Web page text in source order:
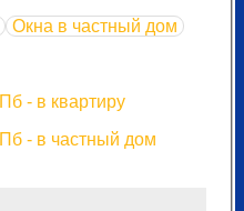
Окна в частный дом